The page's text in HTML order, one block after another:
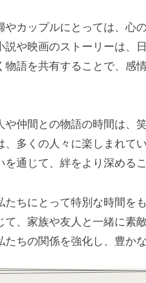
やカップルにとっては、心
説や映画のストーリーは、
物語を共有することで、感
や仲間との物語の時間は、
、多くの人々に楽しまれて
を通じて、絆をより深める
たちにとって特別な時間を
て、家族や友人と一緒に素
たちの関係を強化し、豊か